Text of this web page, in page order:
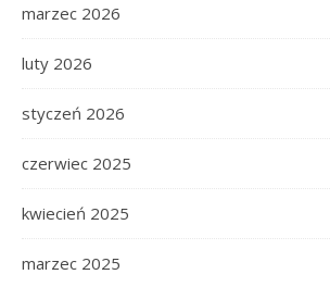
marzec 2026
luty 2026
styczeń 2026
czerwiec 2025
kwiecień 2025
marzec 2025